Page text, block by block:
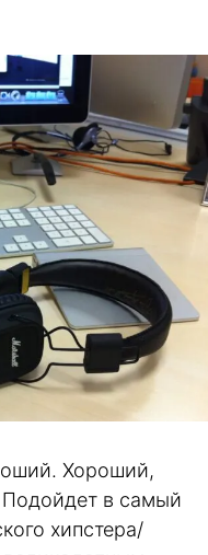
Хороший,
Подойдет в самый
хипстера/